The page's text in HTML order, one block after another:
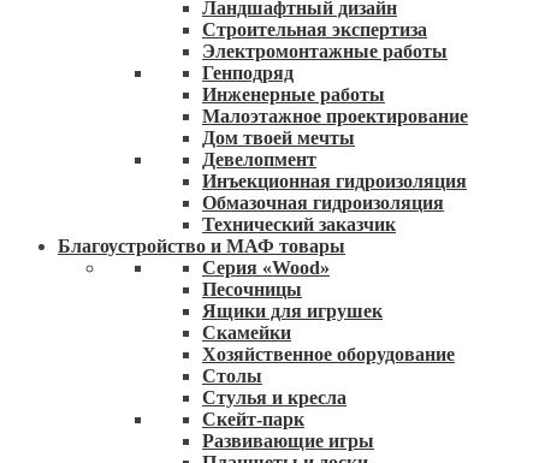
Ландшафтный дизайн
Строительная экспертиза
Электромонтажные работы
Генподряд
Инженерные работы
Малоэтажное проектирование
Дом твоей мечты
Девелопмент
Инъекционная гидроизоляция
Обмазочная гидроизоляция
Технический заказчик
Благоустройство и МАФ товары
Серия «Wood»
Песочницы
Ящики для игрушек
Скамейки
Хозяйственное оборудование
Столы
Стулья и кресла
Скейт-парк
Развивающие игры